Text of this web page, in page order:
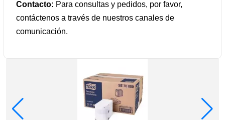
Contacto: Para consultas y pedidos, por favor,
contáctenos a través de nuestros canales de
comunicación.